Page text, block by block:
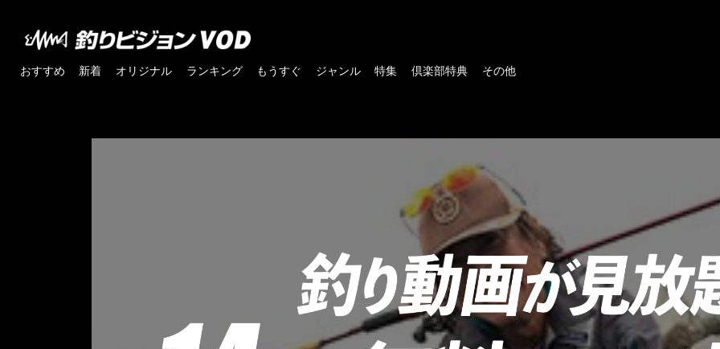
おすすめ 新着 オリジナル ランキング もうすぐ ジャンル 特集 倶楽部特典 その他